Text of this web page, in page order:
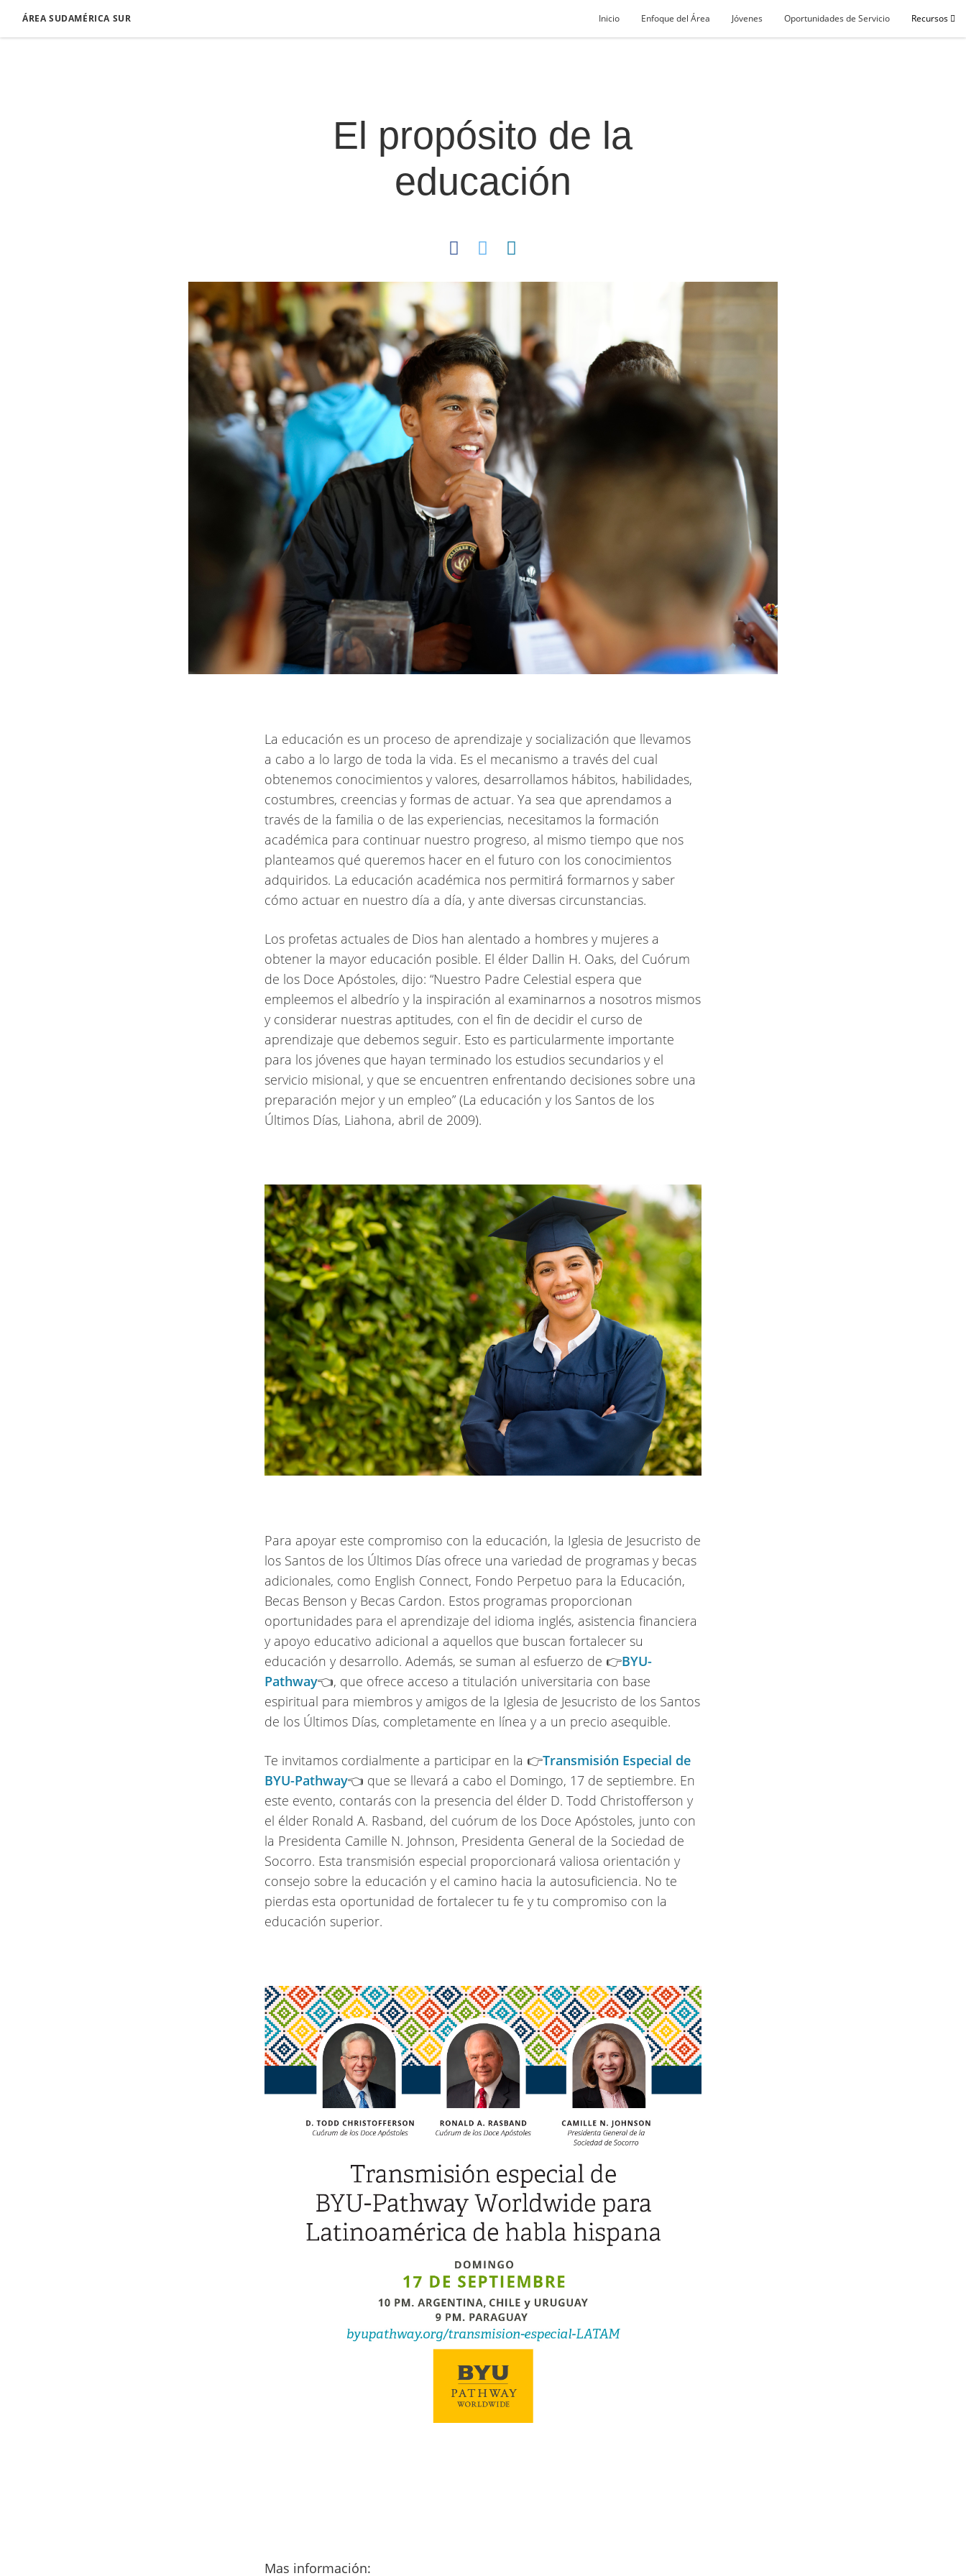
ÁREA SUDAMÉRICA SUR Inicio Enfoque del Área Jóvenes Oportunidades de Servicio Recursos
El propósito de la
educación
La educación es un proceso de aprendizaje y socialización que llevamos
a cabo a lo largo de toda la vida. Es el mecanismo a través del cual
obtenemos conocimientos y valores, desarrollamos hábitos, habilidades,
costumbres, creencias y formas de actuar. Ya sea que aprendamos a
través de la familia o de las experiencias, necesitamos la formación
académica para continuar nuestro progreso, al mismo tiempo que nos
planteamos qué queremos hacer en el futuro con los conocimientos
adquiridos. La educación académica nos permitirá formarnos y saber
cómo actuar en nuestro día a día, y ante diversas circunstancias.
Los profetas actuales de Dios han alentado a hombres y mujeres a
obtener la mayor educación posible. El élder Dallin H. Oaks, del Cuórum
de los Doce Apóstoles, dijo: “Nuestro Padre Celestial espera que
empleemos el albedrío y la inspiración al examinarnos a nosotros mismos
y considerar nuestras aptitudes, con el fin de decidir el curso de
aprendizaje que debemos seguir. Esto es particularmente importante
para los jóvenes que hayan terminado los estudios secundarios y el
servicio misional, y que se encuentren enfrentando decisiones sobre una
preparación mejor y un empleo” (La educación y los Santos de los
Últimos Días, Liahona, abril de 2009).
Para apoyar este compromiso con la educación, la Iglesia de Jesucristo de
los Santos de los Últimos Días ofrece una variedad de programas y becas
adicionales, como English Connect, Fondo Perpetuo para la Educación,
Becas Benson y Becas Cardon. Estos programas proporcionan
oportunidades para el aprendizaje del idioma inglés, asistencia financiera
y apoyo educativo adicional a aquellos que buscan fortalecer su
educación y desarrollo. Además, se suman al esfuerzo de 👉BYU-
Pathway👈, que ofrece acceso a titulación universitaria con base
espiritual para miembros y amigos de la Iglesia de Jesucristo de los Santos
de los Últimos Días, completamente en línea y a un precio asequible.
Te invitamos cordialmente a participar en la 👉Transmisión Especial de
BYU-Pathway👈 que se llevará a cabo el Domingo, 17 de septiembre. En
este evento, contarás con la presencia del élder D. Todd Christofferson y
el élder Ronald A. Rasband, del cuórum de los Doce Apóstoles, junto con
la Presidenta Camille N. Johnson, Presidenta General de la Sociedad de
Socorro. Esta transmisión especial proporcionará valiosa orientación y
consejo sobre la educación y el camino hacia la autosuficiencia. No te
pierdas esta oportunidad de fortalecer tu fe y tu compromiso con la
educación superior.
Mas información: